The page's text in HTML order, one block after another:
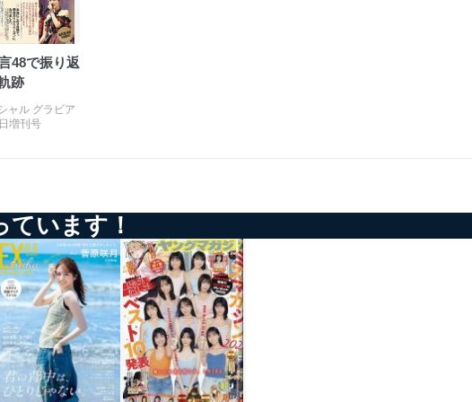
48で振り返
跡
ャル グラビア
増刊号
います！